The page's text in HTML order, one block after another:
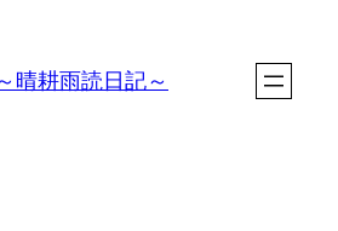
晴耕雨読日記～